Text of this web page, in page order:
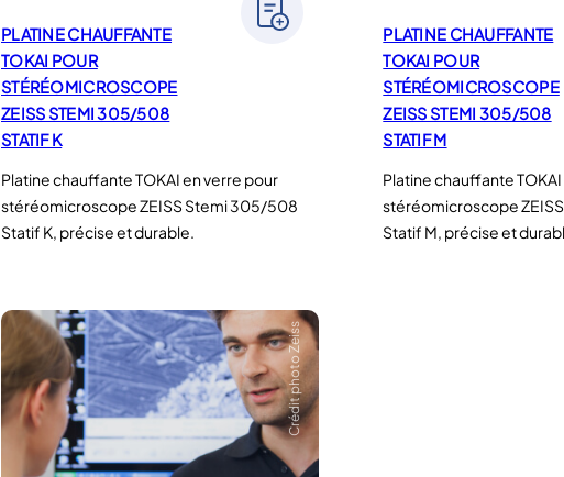
PLATINE CHAUFFANTE
TOKAI POUR
STÉRÉOMICROSCOPE
ZEISS STEMI 305/508
STATIF K
Platine chauffante TOKAI en verre pour
stéréomicroscope ZEISS Stemi 305/508
Statif K, précise et durable.
PLATINE CHAUFFANTE
TOKAI POUR
STÉRÉOMICROSCOPE
ZEISS STEMI 305/508
STATIF M
Platine chauffante
stéréomicroscope
Statif M, précise et
Crédit photo Zeiss